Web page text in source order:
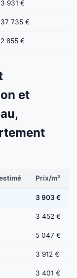
3 931 €
37 735 €
2 855 €
et
Prix/m²
3 903 €
3 452 €
5 047 €
3 912 €
3 401 €